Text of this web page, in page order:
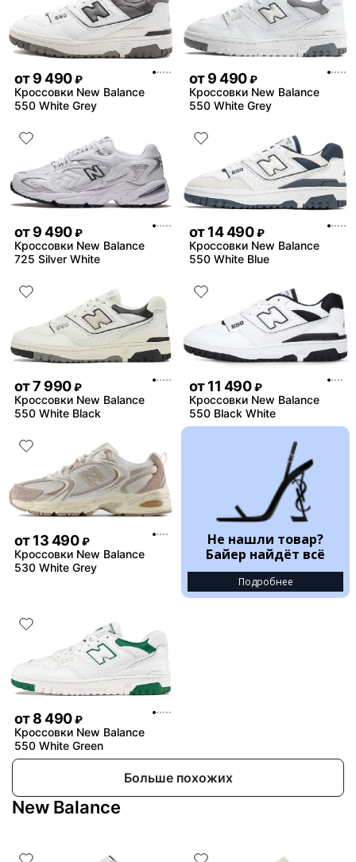
от9 490 ₽
Кроссовки New Balance
550 White Grey
от9 490 ₽
Кроссовки New Balance
550 White Grey
от9 490 ₽
Кроссовки New Balance
725 Silver White
от14 490 ₽
Кроссовки New Balance
550 White Blue
от7 990 ₽
Кроссовки New Balance
550 White Black
от11 490 ₽
Кроссовки New Balance
550 Black White
от13 490 ₽
Кроссовки New Balance
530 White Grey
Не нашли товар?
Байер найдёт всё
Подробнее
от8 490 ₽
Кроссовки New Balance
550 White Green
Больше похожих
New Balance